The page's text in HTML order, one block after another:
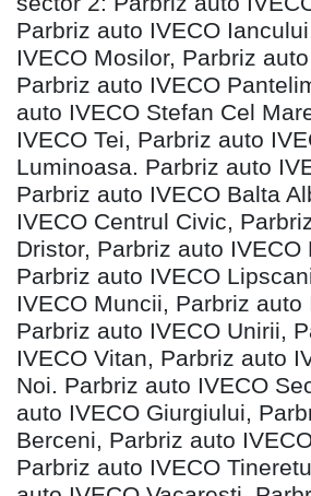
Parbriz auto IVECO
IVECO Mosilor, Parbriz
Parbriz auto IVECO
auto IVECO Stefan Cel
IVECO Tei, Parbriz auto
Luminoasa. Parbriz auto
Parbriz auto IVECO Balta
IVECO Centrul Civic,
Dristor, Parbriz auto IVECO
Parbriz auto IVECO
IVECO Muncii, Parbriz auto
Parbriz auto IVECO Unirii,
IVECO Vitan, Parbriz auto
Noi. Parbriz auto IVECO
auto IVECO Giurgiului,
Berceni, Parbriz auto
Parbriz auto IVECO